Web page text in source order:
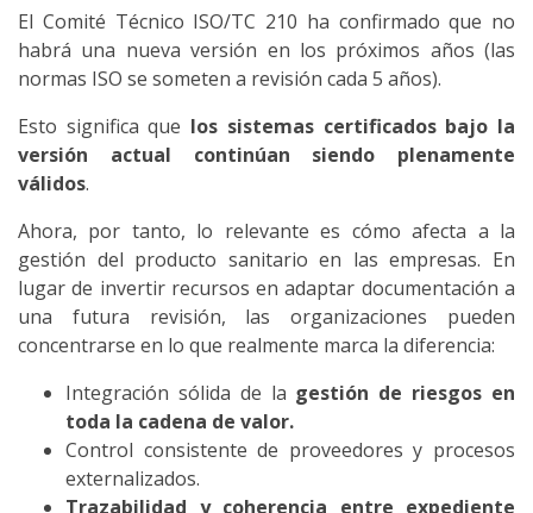
El Comité Técnico ISO/TC 210 ha confirmado que no
habrá una nueva versión en los próximos años (las
normas ISO se someten a revisión cada 5 años).
Esto significa que los sistemas certificados bajo la
versión actual continúan siendo plenamente
válidos.
Ahora, por tanto, lo relevante es cómo afecta a la
gestión del producto sanitario en las empresas. En
lugar de invertir recursos en adaptar documentación a
una futura revisión, las organizaciones pueden
concentrarse en lo que realmente marca la diferencia:
Integración sólida de la gestión de riesgos en
toda la cadena de valor.
Control consistente de proveedores y procesos
externalizados.
Trazabilidad y coherencia entre expediente